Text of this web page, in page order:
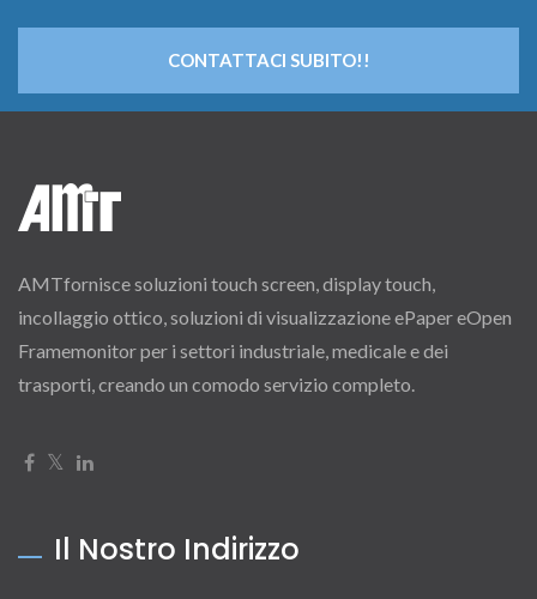
CONTATTACI SUBITO!!
AMTfornisce soluzioni touch screen, display touch,
incollaggio ottico, soluzioni di visualizzazione ePaper eOpen
Framemonitor per i settori industriale, medicale e dei
trasporti, creando un comodo servizio completo.
Il Nostro Indirizzo